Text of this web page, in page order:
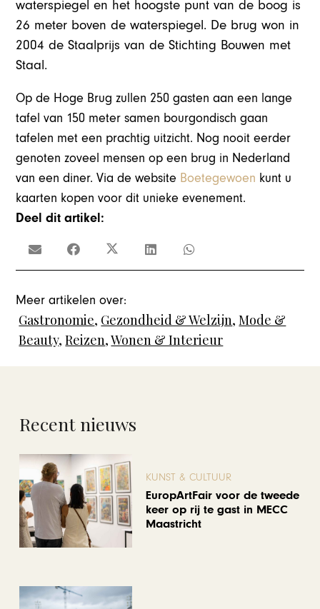
waterspiegel en het hoogste punt van de boog is
26 meter boven de waterspiegel. De brug won in
2004 de Staalprijs van de Stichting Bouwen met
Staal.
Op de Hoge Brug zullen 250 gasten aan een lange
tafel van 150 meter samen bourgondisch gaan
tafelen met een prachtig uitzicht. Nog nooit eerder
genoten zoveel mensen op een brug in Nederland
van een diner. Via de website Boetegewoen kunt u
kaarten kopen voor dit unieke evenement.
Deel dit artikel:
Meer artikelen over:
Gastronomie, Gezondheid & Welzijn,Mode &
Beauty,Reizen,Wonen & Interieur
Recent nieuws
KUNST & CULTUUR
EuropArtFair voor de tweede
keer op rij te gast in MECC
Maastricht